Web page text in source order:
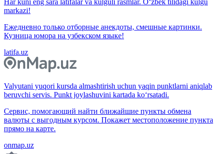
Har kuni eng sara latifalar va kulguli rasmlar. O‘zbek tilidagi kulgu
markazi!
Ежедневно только отборные анекдоты, смешные картинки.
Кузница юмора на узбекском языке!
latifa.uz
Valyutani yuqori kursda almashtirish uchun yaqin punktlarni aniqlab
beruvchi servis. Punkt joylashuvini kartada ko‘rsatadi.
Сервис, помогающий найти ближайшие пункты обмена
валюты с выгодным курсом. Покажет местоположение пункта
прямо на карте.
onmap.uz